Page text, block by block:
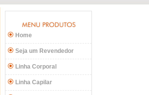
Home
Seja um Revendedor
Linha Corporal
Linha Capilar